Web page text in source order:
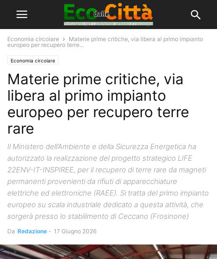
Economia circolare
Materie prime critiche, via libera al primo impianto
europeo per recupero terre...
Economia circolare
Materie prime critiche, via
libera al primo impianto
europeo per recupero terre
rare
Il Ministero dell’Ambiente e della Sicurezza Energetica ha
autorizzato la realizzazione del progetto strategico LIFE
22ENV-IT-INSPIREE, per il recupero di terre rare da magneti
permanenti provenienti da rifiuti di apparecchiature
elettriche ed elettroniche (RAEE). Si tratta del primo impianto
europeo su scala industriale dedicato a questa attività, che
sorgerà presso lo stabilimento di Ceccano (Frosinone)
Da Redazione - 17 Giugno 2026